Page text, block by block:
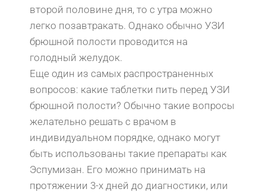
второй половине дня, то с утра можно
легко позавтракать. Однако обычно УЗИ
брюшной полости проводится на
голодный желудок.
Еще один из самых распространенных
вопросов: какие таблетки пить перед УЗИ
брюшной полости? Обычно такие вопросы
желательно решать с врачом в
индивидуальном порядке, однако могут
быть использованы такие препараты как
Эспумизан. Его можно принимать на
протяжении 3-х дней до диагностики, или